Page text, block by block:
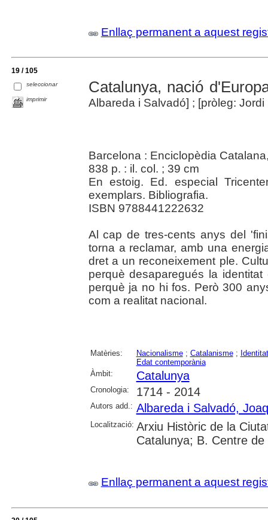
Enllaç permanent a aquest
19 / 105
seleccionar
imprimir
Catalunya, nació
Albareda i Salvadó] ; [pròleg: Jordi
Barcelona : Enciclopèdia
838 p. : il. col. ; 39 cm
En estoig. Ed. especial
exemplars. Bibliografia.
ISBN 9788441222632
Al cap de tres-cents anys del
torna a reclamar, amb una
dret a un reconeixement ple.
perquè desaparegués la
perquè ja no hi fos. Però 300
com a realitat nacional.
Matèries: Nacionalisme; Catalanisme;
Edat contemporània
Àmbit:
Catalunya
Cronologia: 1714 - 2014
Autors add.: Albareda i Salvadó,
Localització: Arxiu Històric de la
Catalunya; B. Centre
Enllaç permanent a aquest